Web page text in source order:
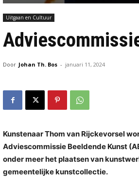
Uitgaan en Cultuur
Door Johan Th. Bos - januari 11, 2024
Kunstenaar Thom van Rijckevorsel
Adviescommissie Beeldende Kunst
onder meer het plaatsen van
gemeentelĳke kunstcollectie.